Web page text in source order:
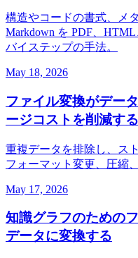
構造やコードの書式、メ
Markdown を PDF、
バイステップの手法。
May 18, 2026
ファイル変換がデー
ージコストを削減す
重複データを排除し、ス
フォーマット変更、圧縮
May 17, 2026
知識グラフのための
データに変換する